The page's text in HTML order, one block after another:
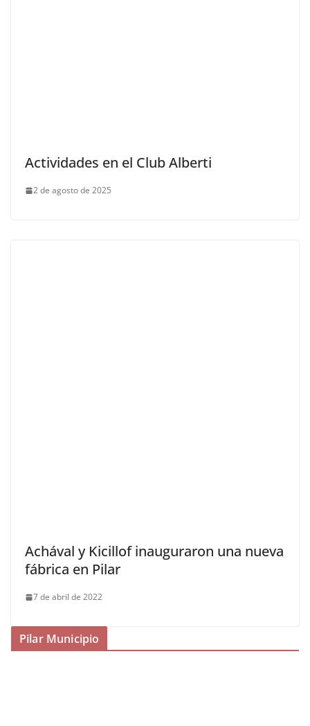
Actividades en el Club Alberti
2 de agosto de 2025
Achával y Kicillof inauguraron una nueva
fábrica en Pilar
7 de abril de 2022
Pilar Municipio